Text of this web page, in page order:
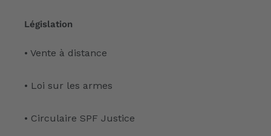
Législation
• Vente à distance
• Loi sur les armes
• Circulaire SPF Justice